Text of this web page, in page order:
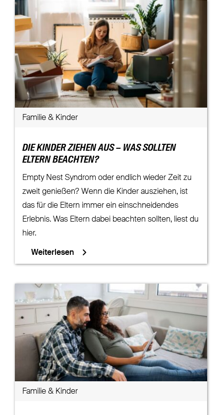
Familie & Kinder
DIE KINDER ZIEHEN AUS – WAS SOLLTEN
ELTERN BEACHTEN?
Empty Nest Syndrom oder endlich wieder Zeit zu
zweit genießen? Wenn die Kinder ausziehen, ist
das für die Eltern immer ein einschneidendes
Erlebnis. Was Eltern dabei beachten sollten, liest du
hier.
Weiterlesen
Familie & Kinder